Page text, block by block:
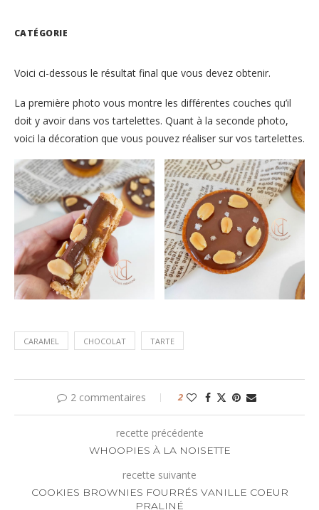
CATÉGORIE
Voici ci-dessous le résultat final que vous devez obtenir.
La première photo vous montre les différentes couches qu’il
doit y avoir dans vos tartelettes. Quant à la seconde photo,
voici la décoration que vous pouvez réaliser sur vos tartelettes.
CARAMEL CHOCOLAT TARTE
2 commentaires 2
recette précédente
WHOOPIES À LA NOISETTE
recette suivante
COOKIES BROWNIES FOURRÉS VANILLE COEUR
PRALINÉ